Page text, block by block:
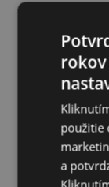
použitie
a